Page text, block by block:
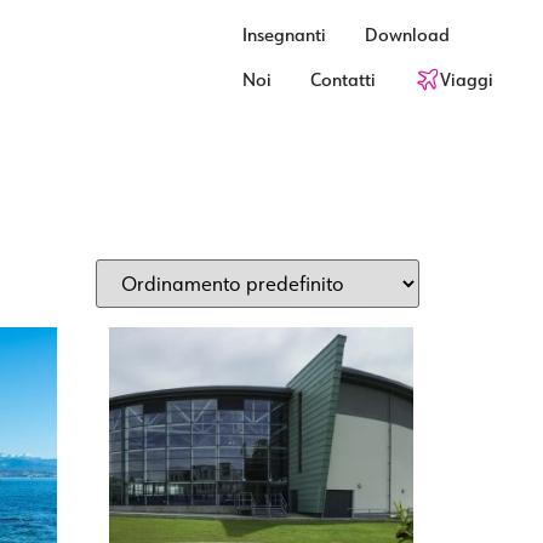
Insegnanti
Download
Noi
Contatti Viaggi